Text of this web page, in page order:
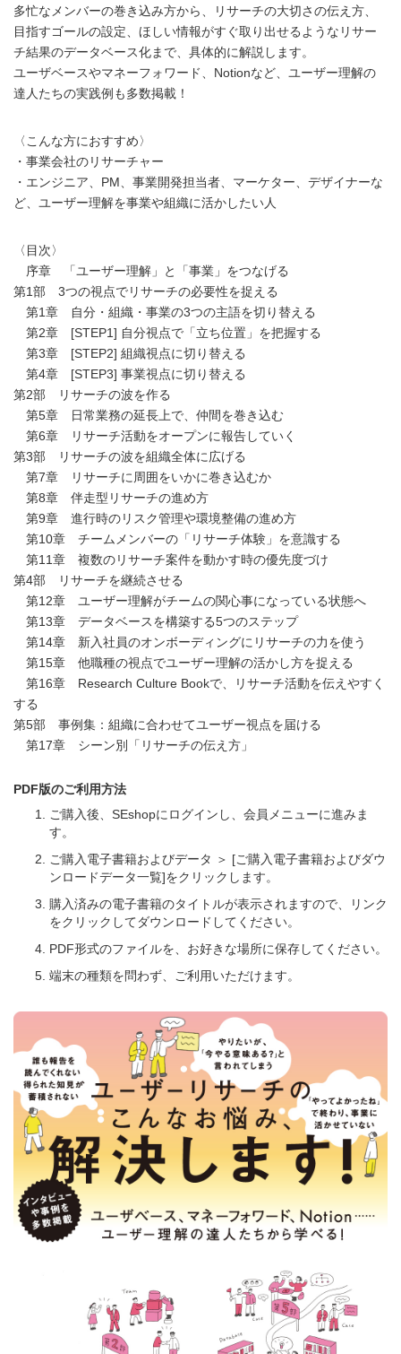
多忙なメンバーの巻き込み方から、リサーチの大切さの伝え方、
目指すゴールの設定、ほしい情報がすぐ取り出せるようなリサー
チ結果のデータベース化まで、具体的に解説します。
ユーザベースやマネーフォワード、Notionなど、ユーザー理解の
達人たちの実践例も多数掲載！
〈こんな方におすすめ〉
・事業会社のリサーチャー
・エンジニア、PM、事業開発担当者、マーケター、デザイナーな
ど、ユーザー理解を事業や組織に活かしたい人
〈目次〉
序章 「ユーザー理解」と「事業」をつなげる
第1部 3つの視点でリサーチの必要性を捉える
第1章 自分・組織・事業の3つの主語を切り替える
第2章 [STEP1] 自分視点で「立ち位置」を把握する
第3章 [STEP2] 組織視点に切り替える
第4章 [STEP3] 事業視点に切り替える
第2部 リサーチの波を作る
第5章 日常業務の延長上で、仲間を巻き込む
第6章 リサーチ活動をオープンに報告していく
第3部 リサーチの波を組織全体に広げる
第7章 リサーチに周囲をいかに巻き込むか
第8章 伴走型リサーチの進め方
第9章 進行時のリスク管理や環境整備の進め方
第10章 チームメンバーの「リサーチ体験」を意識する
第11章 複数のリサーチ案件を動かす時の優先度づけ
第4部 リサーチを継続させる
第12章 ユーザー理解がチームの関心事になっている状態へ
第13章 データベースを構築する5つのステップ
第14章 新入社員のオンボーディングにリサーチの力を使う
第15章 他職種の視点でユーザー理解の活かし方を捉える
第16章 Research Culture Bookで、リサーチ活動を伝えやすく
する
第5部 事例集：組織に合わせてユーザー視点を届ける
第17章 シーン別「リサーチの伝え方」
PDF版のご利用方法
ご購入後、SEshopにログインし、会員メニューに進みま
す。
ご購入電子書籍およびデータ ＞ [ご購入電子書籍およびダウ
ンロードデータ一覧]をクリックします。
購入済みの電子書籍のタイトルが表示されますので、リンク
をクリックしてダウンロードしてください。
PDF形式のファイルを、お好きな場所に保存してください。
端末の種類を問わず、ご利用いただけます。